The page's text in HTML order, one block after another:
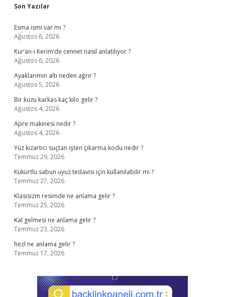
Sidebar
Son Yazılar
Esma ismi var mı ?
Ağustos 6, 2026
Kur’an-ı Kerim’de cennet nasıl anlatılıyor ?
Ağustos 6, 2026
Ayaklarımın altı neden ağrır ?
Ağustos 5, 2026
Bir kuzu karkas kaç kilo gelir ?
Ağustos 4, 2026
Apre makinesi nedir ?
Ağustos 4, 2026
Yüz kızartıcı suçtan işten çıkarma kodu nedir ?
Temmuz 29, 2026
Kükürtlü sabun uyuz tedavisi için kullanılabilir mi ?
Temmuz 27, 2026
Klasisizm resimde ne anlama gelir ?
Temmuz 25, 2026
Kal gelmesi ne anlama gelir ?
Temmuz 23, 2026
hezl ne anlama gelir ?
Temmuz 17, 2026